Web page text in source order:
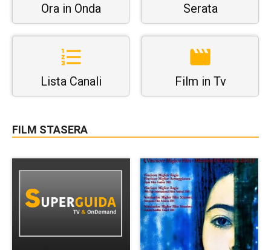
Ora in Onda Serata
Lista Canali Film in Tv
FILM STASERA